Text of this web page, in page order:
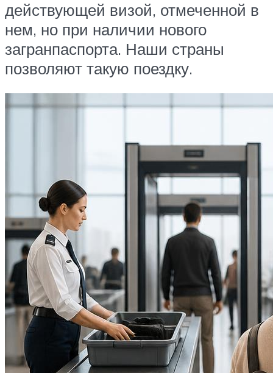
действующей визой, отмеченной в
нем, но при наличии нового
загранпаспорта. Наши страны
позволяют такую поездку.